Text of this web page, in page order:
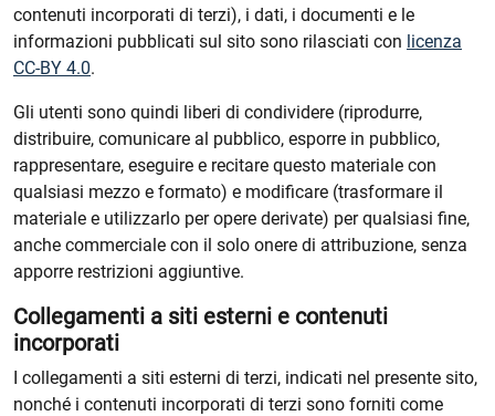
contenuti incorporati di terzi), i dati, i documenti e le
informazioni pubblicati sul sito sono rilasciati con licenza
CC-BY 4.0.
Gli utenti sono quindi liberi di condividere (riprodurre,
distribuire, comunicare al pubblico, esporre in pubblico,
rappresentare, eseguire e recitare questo materiale con
qualsiasi mezzo e formato) e modificare (trasformare il
materiale e utilizzarlo per opere derivate) per qualsiasi fine,
anche commerciale con il solo onere di attribuzione, senza
apporre restrizioni aggiuntive.
Collegamenti a siti esterni e contenuti
incorporati
I collegamenti a siti esterni di terzi, indicati nel presente sito,
nonché i contenuti incorporati di terzi sono forniti come